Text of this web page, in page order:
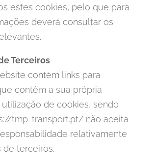
estes cookies, pelo que para
deverá consultar os
Terceiros
contém links para
contêm a sua própria
de cookies, sendo
tmp-transport.pt/ não aceita
relativamente
de terceiros.